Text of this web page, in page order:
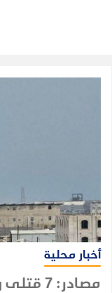
أخبار محلية